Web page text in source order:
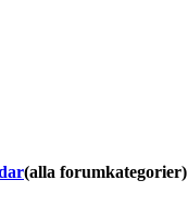
(alla forumkategorier)